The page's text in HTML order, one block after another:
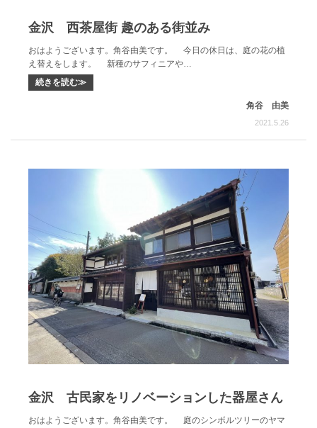
金沢 西茶屋街 趣のある街並み
おはようございます。角谷由美です。 今日の休日は、庭の花の植
え替えをします。 新種のサフィニアや…
続きを読む≫
角谷 由美
2021.5.26
金沢 古民家をリノベーションした器屋さん
おはようございます。角谷由美です。 庭のシンボルツリーのヤマ